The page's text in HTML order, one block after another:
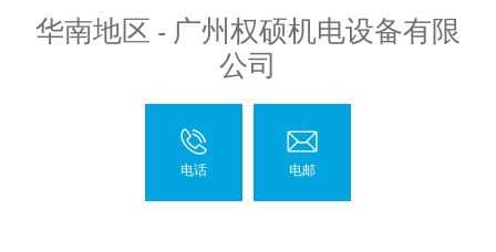
华南地区 - 广州权硕机电设备有限
公司